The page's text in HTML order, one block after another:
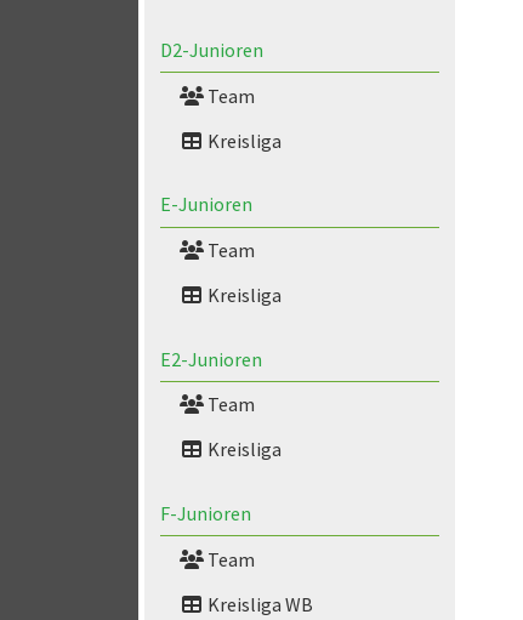
D2-Junioren
Team
Kreisliga
E-Junioren
Team
Kreisliga
E2-Junioren
Team
Kreisliga
F-Junioren
Team
Kreisliga WB